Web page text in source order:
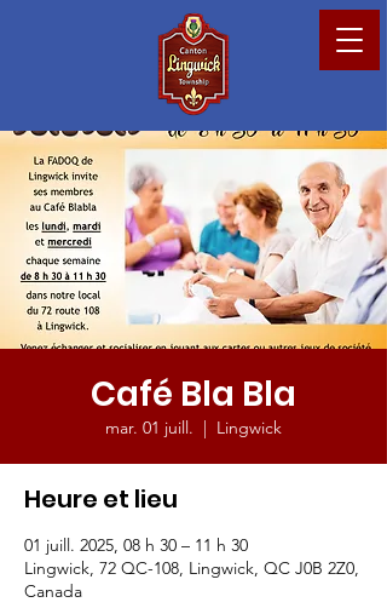
Café Bla Bla
mar. 01 juill.
  |
Lingwick
Heure et lieu
01 juill. 2025, 08 h 30 – 11 h 30
Lingwick, 72 QC-108, Lingwick, QC J0B 2Z0,
Canada